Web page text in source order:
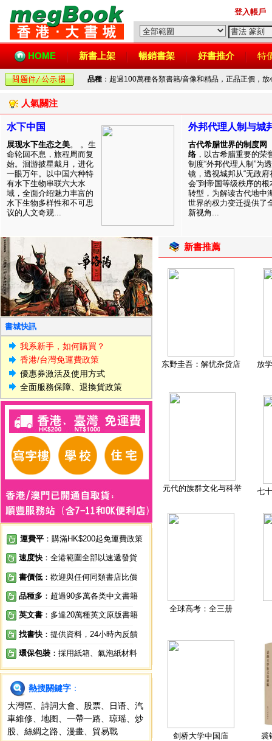
登入帳戶
HOME 新書上架 暢銷書架 好書推介 特
品種 ：超過100萬種各類書籍/音像和精品，正品正價，
人氣關注
水下中国
展现水下生态之美。 。生
命轮回不息，旅程周而复
始。洄游披星戴月，进化
一眼万年。以中国六种特
有水下生物串联六大水
域，全面介绍魅力丰富的
水下生物多样性和不可思
议的人文奇观...
外邦代理人制与城
古代希腊世界的制度网
络 ，以古希腊重要的荣
制度“外邦代理人制”为透
镜，透视城邦从“无政府
会”到帝国等级秩序的根
转型，为解读古代地中
世界的权力变迁提供了
新视角...
書城快訊
我系新手，如何購買？
香港/台灣免運費政策
優惠券激活及使用方式
全面服務保障、退換貨政策
運費平 ：購滿HK$200起免運費政策
速度快 ：全港範圍全部以速遞發貨
書價低 ：歡迎與任何同類書店比價
品種多 ：超過90多萬各类中文書籍
英文書 ：多達20萬種英文原版書籍
找書快 ：提供資料，24小時內反饋
環保包裝 ：採用紙箱、氣泡紙材料
熱搜關鍵字 ：
大灣區
詩詞大會 股票 日语
汽
車維修
地图 一帶一路 琼瑶
炒
股
絲綢之路 漫畫 貿易戰
新書推薦
东野圭吾：解忧杂货店 放
元代的族群文化与科举 七
全球高考：全三册
剑桥大学中国庙 裘